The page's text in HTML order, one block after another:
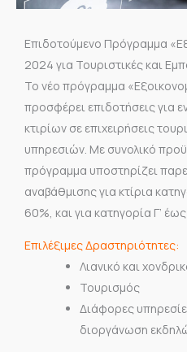
Επιδοτούμενο Πρόγραμμα
2024 για Τουριστικές και
Το νέο πρόγραμμα
προσφέρει επιδοτήσεις για
κτιρίων σε επιχειρήσεις
υπηρεσιών. Με συνολικό
πρόγραμμα υποστηρίζει
αναβάθμισης για κτίρια
60%, και για κατηγορία Γ’
Επιλέξιμες Δραστηριότητες:
Λιανικό και
Τουρισμός
Διάφορες
διοργάνωση